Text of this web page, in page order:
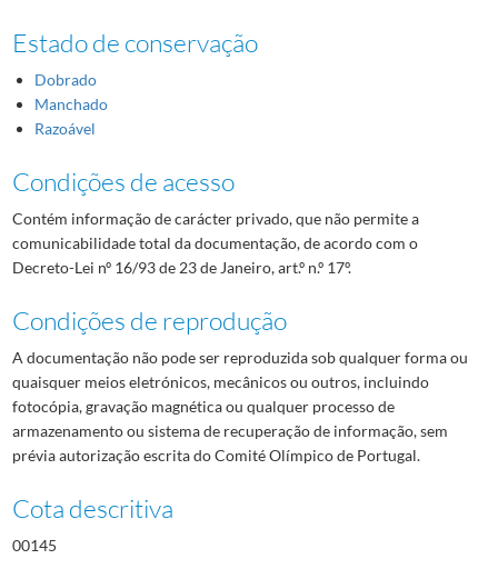
Estado de conservação
Dobrado
Manchado
Razoável
Condições de acesso
Contém informação de carácter privado, que não permite a
comunicabilidade total da documentação, de acordo com o
Decreto-Lei nº 16/93 de 23 de Janeiro, art.º n.º 17º.
Condições de reprodução
A documentação não pode ser reproduzida sob qualquer forma ou
quaisquer meios eletrónicos, mecânicos ou outros, incluindo
fotocópia, gravação magnética ou qualquer processo de
armazenamento ou sistema de recuperação de informação, sem
prévia autorização escrita do Comité Olímpico de Portugal.
Cota descritiva
00145